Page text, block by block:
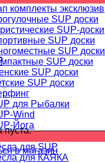
пуста.
в магазин
комплекты эксклюзив
SUP доски
SUP-доски
SUP доски
SUP доски
SUP доски
SUP доски
SUP доски
для Рыбалки
Wind
Йога
для SUP
для КАЯКА